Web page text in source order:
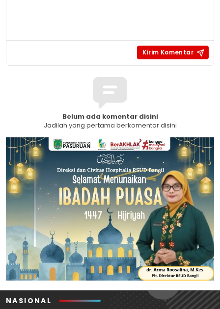
Belum ada komentar disini
Jadilah yang pertama berkomentar disini
NASIONAL